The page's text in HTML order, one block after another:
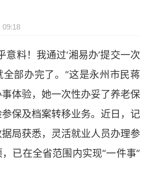
09:18
料！我通过‘湘易办’提交一次
全部办完了。”这是永州市民蒋
体验，她一次性办妥了养老保
保及档案转移业务。近日，记
局获悉，灵活就业人员办理参
已在全省范围内实现“一件事”